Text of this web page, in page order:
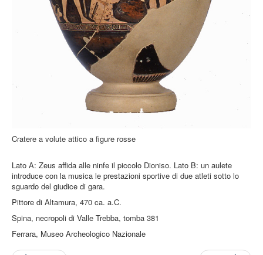
Cratere a volute attico a figure rosse
Lato A: Zeus affida alle ninfe il piccolo Dioniso. Lato B: un aulete
introduce con la musica le prestazioni sportive di due atleti sotto lo
sguardo del giudice di gara.
Pittore di Altamura, 470 ca. a.C.
Spina, necropoli di Valle Trebba, tomba 381
Ferrara, Museo Archeologico Nazionale